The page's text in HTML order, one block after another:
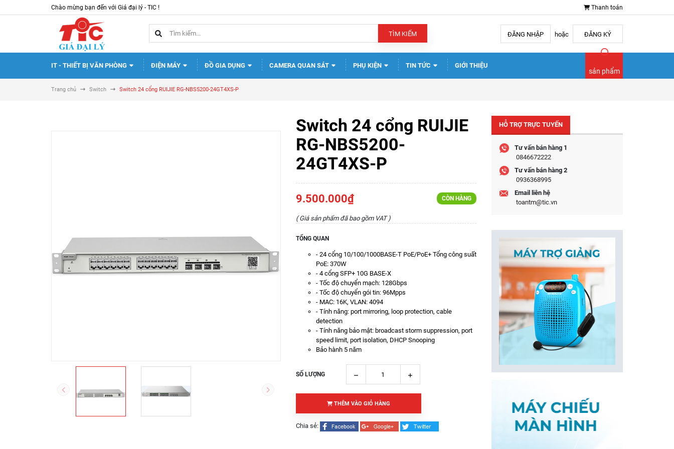
Chào mừng bạn đến với Giá đại lý - TIC ! Thanh toán
TÌM KIẾM ĐĂNG NHẬP hoặc ĐĂNG KÝ
IT - THIẾT BỊ VĂN PHÒNG ĐIỆN MÁY ĐỒ GIA DỤNG CAMERA QUAN SÁT PHỤ KIỆN TIN TỨC GIỚI THIỆU
sản phẩm
Trang chủ Switch Switch 24 cổng RUIJIE RG-NBS5200-24GT4XS-P
Switch 24 cổng RUIJIE
RG-NBS5200-
24GT4XS-P
9.500.000₫ CÒN HÀNG
( Giá sản phẩm đã bao gồm VAT )
TỔNG QUAN
- 24 cổng 10/100/1000BASE-T PoE/PoE+ Tổng công suất
PoE: 370W
- 4 cổng SFP+ 10G BASE-X
- Tốc độ chuyển mạch: 128Gbps
- Tốc độ chuyển gói tin: 96Mpps
- MAC: 16K, VLAN: 4094
- Tính năng: port mirroring, loop protection, cable
detection
- Tính năng bảo mật: broadcast storm suppression, port
speed limit, port isolation, DHCP Snooping
Bảo hành 5 năm
SỐ LƯỢNG
THÊM VÀO GIỎ HÀNG
Chia sẻ:
HỖ TRỢ TRỰC TUYẾN
Tư vấn bán hàng 1
0846672222
Tư vấn bán hàng 2
0936368995
Email liên hệ
toantm@tic.vn